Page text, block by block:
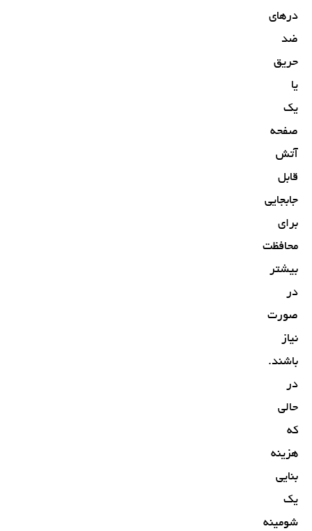
درهای
ضد
حریق
یا
یک
صفحه
آتش
قابل
جابجایی
برای
محافظت
بیشتر
در
صورت
نیاز
باشند.
در
حالی
که
هزینه
بنایی
یک
شومینه